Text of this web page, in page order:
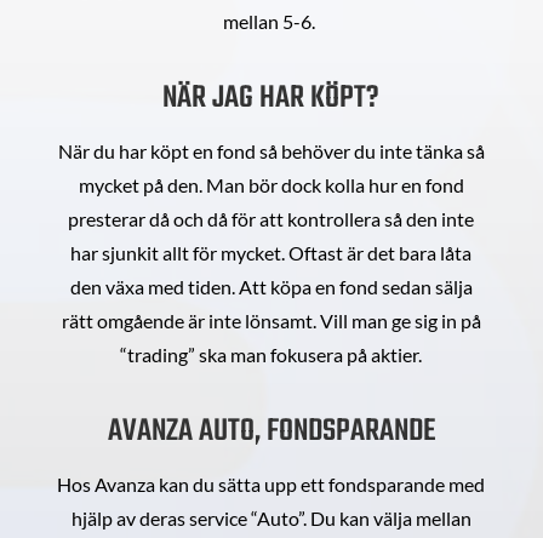
mellan 5-6.
NÄR JAG HAR KÖPT?
När du har köpt en fond så behöver du inte tänka så
mycket på den. Man bör dock kolla hur en fond
presterar då och då för att kontrollera så den inte
har sjunkit allt för mycket. Oftast är det bara låta
den växa med tiden. Att köpa en fond sedan sälja
rätt omgående är inte lönsamt. Vill man ge sig in på
“trading” ska man fokusera på aktier.
AVANZA AUTO, FONDSPARANDE
Hos Avanza kan du sätta upp ett fondsparande med
hjälp av deras service “Auto”. Du kan välja mellan